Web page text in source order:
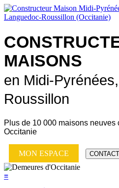
MAISONS
en Midi-
Roussillon
Plus de 10 000 maisons neuves
Occitanie
MON ESPACE CONTACT
≡